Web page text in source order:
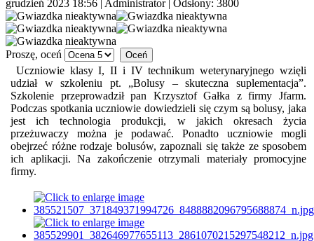
grudzień 2023 18:56 Administrator| Odsłony: 3800
Proszę, oceń
Uczniowie klasy I, II i IV technikum weterynaryjnego wzięli
udział w szkoleniu pt. „Bolusy – skuteczna suplementacja”.
Szkolenie przeprowadził pan Krzysztof Gałka z firmy Jfarm.
Podczas spotkania uczniowie dowiedzieli się czym są bolusy, jaka
jest ich technologia produkcji, w jakich okresach życia
przeżuwaczy można je podawać. Ponadto uczniowie mogli
obejrzeć różne rodzaje bolusów, zapoznali się także ze sposobem
ich aplikacji. Na zakończenie otrzymali materiały promocyjne
firmy.